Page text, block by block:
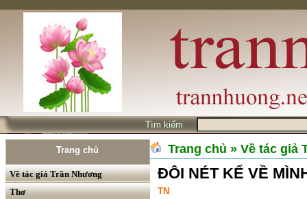
Tìm kiếm
Trang chủ
Về tác giả Trần Nhương
Thơ
Trang chủ » Về tác giả
ĐÔI NÉT KỂ VỀ
TN